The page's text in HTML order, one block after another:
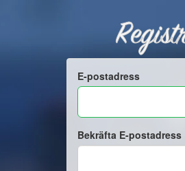
E-postadress
Bekräfta E-postadress